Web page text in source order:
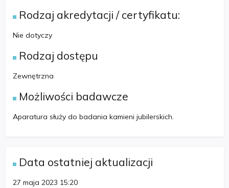
Rodzaj akredytacji / certyfikatu:
Nie dotyczy
Rodzaj dostępu
Zewnętrzna
Możliwości badawcze
Aparatura służy do badania kamieni jubilerskich.
Data ostatniej aktualizacji
27 maja 2023 15:20